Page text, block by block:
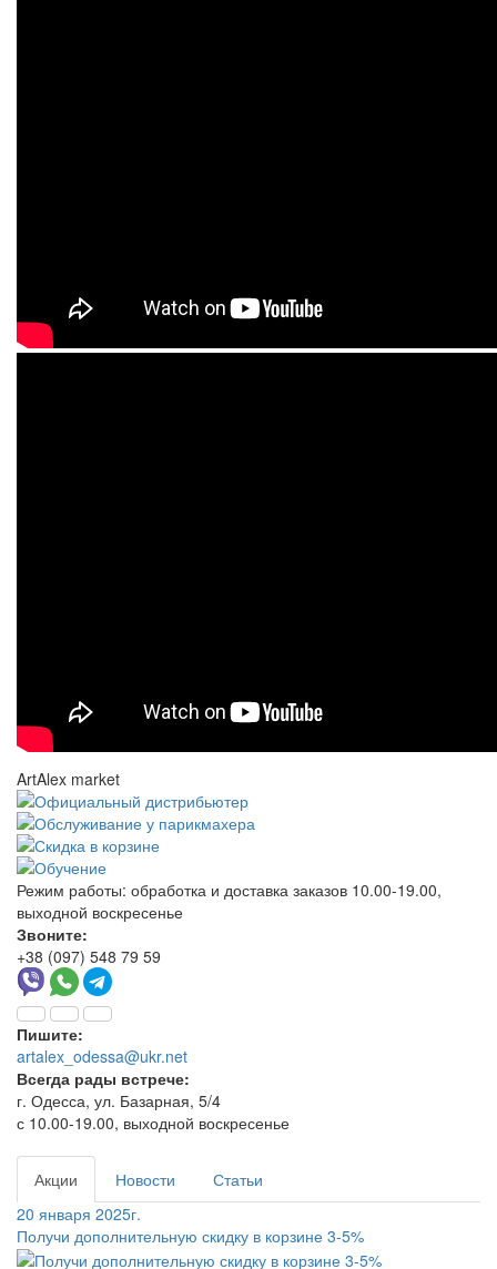
ArtAlex market
Режим работы: обработка и доставка заказов 10.00-19.00,
выходной воскресенье
Звоните:
+38 (097) 548 79 59
Пишите:
artalex_odessa@ukr.net
Всегда рады встрече:
г. Одесса, ул. Базарная, 5/4
с 10.00-19.00, выходной воскресенье
Акции Новости
Статьи
20 января 2025г.
Получи дополнительную скидку в корзине 3-5%